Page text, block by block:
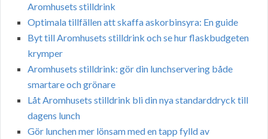
Aromhusets stilldrink
Optimala tillfällen att skaffa askorbinsyra: En guide
Byt till Aromhusets stilldrink och se hur flaskbudgeten
krymper
Aromhusets stilldrink: gör din lunchservering både
smartare och grönare
Låt Aromhusets stilldrink bli din nya standarddryck till
dagens lunch
Gör lunchen mer lönsam med en tapp fylld av